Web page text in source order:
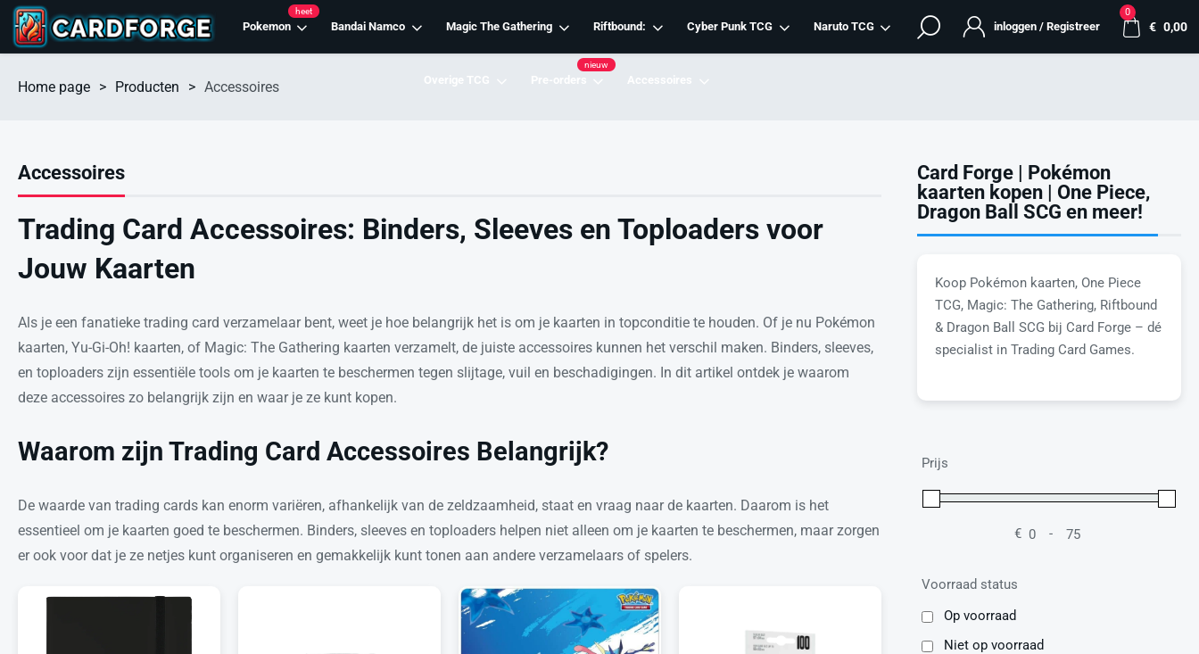
0
€ 0,00
inloggen / Registreer
Pokemon
heet
Bandai Namco Magic The Gathering Riftbound: Cyber Punk TCG Naruto TCG
Overige TCG Pre-orders
nieuw
Accessoires
Home page > Producten > Accessoires
Accessoires
Trading Card Accessoires: Binders, Sleeves en Toploaders voor
Jouw Kaarten
Als je een fanatieke trading card verzamelaar bent, weet je hoe belangrijk het is om je kaarten in topconditie te houden. Of je nu Pokémon
kaarten, Yu-Gi-Oh! kaarten, of Magic: The Gathering kaarten verzamelt, de juiste accessoires kunnen het verschil maken. Binders, sleeves,
en toploaders zijn essentiële tools om je kaarten te beschermen tegen slijtage, vuil en beschadigingen. In dit artikel ontdek je waarom
deze accessoires zo belangrijk zijn en waar je ze kunt kopen.
Waarom zijn Trading Card Accessoires Belangrijk?
De waarde van trading cards kan enorm variëren, afhankelijk van de zeldzaamheid, staat en vraag naar de kaarten. Daarom is het
essentieel om je kaarten goed te beschermen. Binders, sleeves en toploaders helpen niet alleen om je kaarten te beschermen, maar zorgen
er ook voor dat je ze netjes kunt organiseren en gemakkelijk kunt tonen aan andere verzamelaars of spelers.
Card Forge | Pokémon
kaarten kopen | One Piece,
Dragon Ball SCG en meer!
Koop Pokémon kaarten, One Piece
TCG, Magic: The Gathering, Riftbound
& Dragon Ball SCG bij Card Forge – dé
specialist in Trading Card Games.
Prijs
€
Minimale prijs
-
Maximale prijs
Voorraad status
Op voorraad
Niet op voorraad